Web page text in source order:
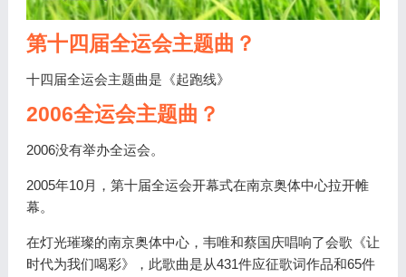
第十四届全运会主题曲？
十四届全运会主题曲是《起跑线》
2006全运会主题曲？
2006没有举办全运会。
2005年10月，第十届全运会开幕式在南京奥体中心拉开帷
幕。
在灯光璀璨的南京奥体中心，韦唯和蔡国庆唱响了会歌《让
时代为我们喝彩》，此歌曲是从431件应征歌词作品和65件